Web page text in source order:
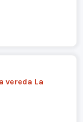
vereda La